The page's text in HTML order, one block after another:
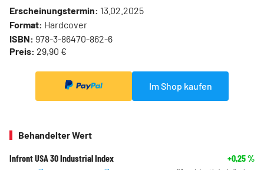
Erscheinungstermin: 13.02.2025
Format: Hardcover
ISBN: 978-3-86470-862-6
Preis: 29,90 €
Im Shop kaufen
Behandelter Wert
Infront USA 30 Industrial Index +0,25%